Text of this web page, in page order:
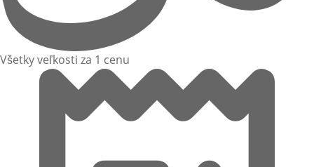
Všetky veľkosti za 1 cenu